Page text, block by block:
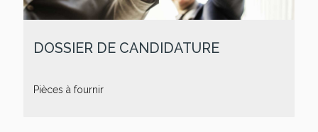
DOSSIER DE CANDIDATURE
Pièces à fournir